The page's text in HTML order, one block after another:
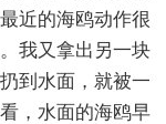
近的海鸥动作很
我又拿出另一块
到水面，就被一
，水面的海鸥早